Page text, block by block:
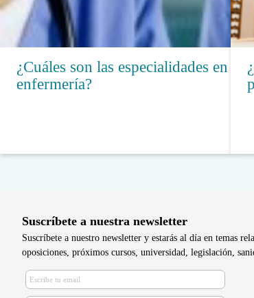
¿Cuáles son las especialidades en
enfermería?
Suscríbete a nuestra newsletter
Suscríbete a nuestro newsletter y estarás al día en temas
oposiciones, próximos cursos, universidad, legislación,